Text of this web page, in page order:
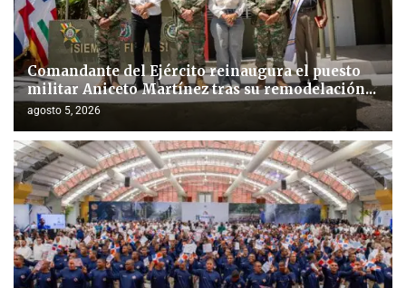
Comandante del Ejército reinaugura el puesto
militar Aniceto Martínez tras su remodelación...
agosto 5, 2026